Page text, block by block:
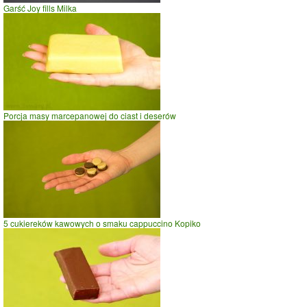
Garść Joy fills Milka
Porcja masy marcepanowej do ciast i deserów
5 cukiereków kawowych o smaku cappuccino Kopiko